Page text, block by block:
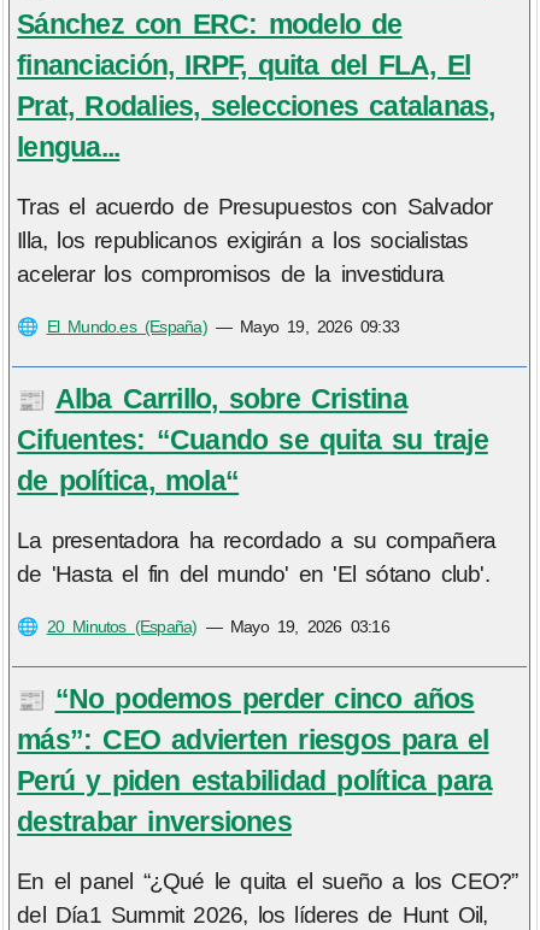
Sánchez con ERC: modelo de
financiación, IRPF, quita del FLA, El
Prat, Rodalies, selecciones catalanas,
lengua...
Tras el acuerdo de Presupuestos con Salvador
Illa, los republicanos exigirán a los socialistas
acelerar los compromisos de la investidura
🌐 El Mundo.es (España)— Mayo 19, 2026 09:33
📰 Alba Carrillo, sobre Cristina
Cifuentes: “Cuando se quita su traje
de política, mola“
La presentadora ha recordado a su compañera
de 'Hasta el fin del mundo' en 'El sótano club'.
🌐 20 Minutos (España) — Mayo 19, 2026 03:16
📰 “No podemos perder cinco años
más”: CEO advierten riesgos para el
Perú y piden estabilidad política para
destrabar inversiones
En el panel “¿Qué le quita el sueño a los CEO?”
del Día1 Summit 2026, los líderes de Hunt Oil,